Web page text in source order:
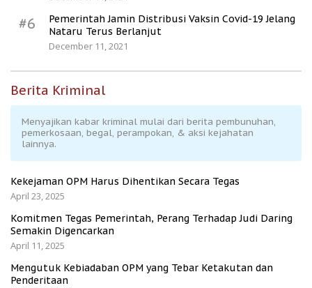
#6
Pemerintah Jamin Distribusi Vaksin Covid-19 Jelang
Nataru Terus Berlanjut
December 11, 2021
Berita Kriminal
Menyajikan kabar kriminal mulai dari berita pembunuhan,
pemerkosaan, begal, perampokan, & aksi kejahatan
lainnya.
Kekejaman OPM Harus Dihentikan Secara Tegas
April 23, 2025
Komitmen Tegas Pemerintah, Perang Terhadap Judi Daring
Semakin Digencarkan
April 11, 2025
Mengutuk Kebiadaban OPM yang Tebar Ketakutan dan
Penderitaan